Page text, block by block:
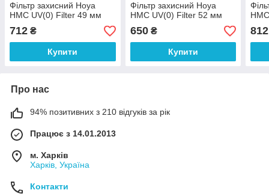
Фільтр захисний Hoya
HMC UV(0) Filter 49 мм
712 ₴
Купити
Фільтр захисний Hoya
HMC UV(0) Filter 52 мм
650₴
Купити
812
Про нас
94% позитивних з 210 відгуків за рік
Працює з 14.01.2013
м. Харків
Харків, Україна
Контакти